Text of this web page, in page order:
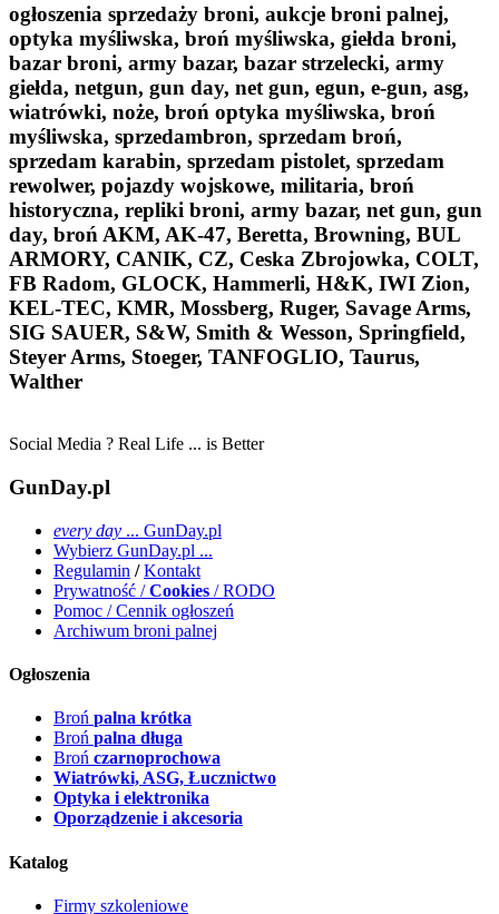
ogłoszenia sprzedaży broni, aukcje broni palnej,
optyka myśliwska, broń myśliwska, giełda broni,
bazar broni, army bazar, bazar strzelecki, army
giełda, netgun, gun day, net gun, egun, e-gun, asg,
wiatrówki, noże, broń optyka myśliwska, broń
myśliwska, sprzedambron, sprzedam broń,
sprzedam karabin, sprzedam pistolet, sprzedam
rewolwer, pojazdy wojskowe, militaria, broń
historyczna, repliki broni, army bazar, net gun, gun
day, broń AKM, AK-47, Beretta, Browning, BUL
ARMORY, CANIK, CZ, Ceska Zbrojowka, COLT,
FB Radom, GLOCK, Hammerli, H&K, IWI Zion,
KEL-TEC, KMR, Mossberg, Ruger, Savage Arms,
SIG SAUER, S&W, Smith & Wesson, Springfield,
Steyer Arms, Stoeger, TANFOGLIO, Taurus,
Walther
Social Media ? Real Life ... is Better
GunDay.pl
every day ... GunDay.pl
Wybierz GunDay.pl ...
Regulamin / Kontakt
Prywatność /Cookies / RODO
Pomoc / Cennik ogłoszeń
Archiwum broni palnej
Ogłoszenia
Broń palna krótka
Broń palna długa
Broń czarnoprochowa
Wiatrówki, ASG, Łucznictwo
Optyka i elektronika
Oporządzenie i akcesoria
Katalog
Firmy szkoleniowe